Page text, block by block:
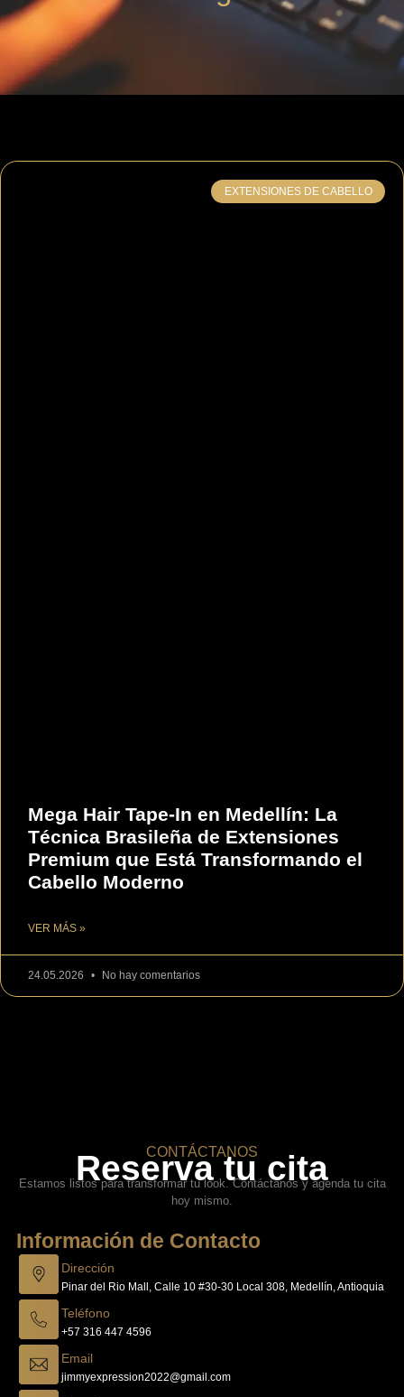
EXTENSIONES DE CABELLO
Mega Hair Tape-In en Medellín: La
Técnica Brasileña de Extensiones
Premium que Está Transformando el
Cabello Moderno
VER MÁS »
24.05.2026 No hay comentarios
CONTÁCTANOS
Reserva tu cita
Estamos listos para transformar tu look. Contáctanos y agenda tu cita
hoy mismo.
Información de Contacto
Dirección
Pinar del Rio Mall, Calle 10 #30-30 Local 308, Medellín, Antioquia
Teléfono
+57 316 447 4596
Email
jimmyexpression2022@gmail.com